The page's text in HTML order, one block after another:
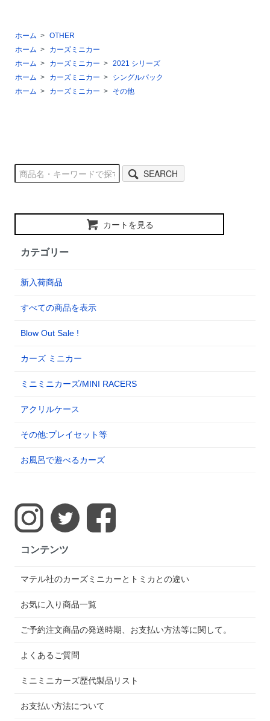
ホーム > OTHER
ホーム >
カーズミニカー
ホーム > カーズミニカー > 2021 シリーズ
ホーム > カーズミニカー >
シングルパック
ホーム > カーズミニカー > その他
SEARCH
カートを見る
カテゴリー
新入荷商品
すべての商品を表示
Blow Out Sale !
カーズ ミニカー
ミニミニカーズ/MINI RACERS
アクリルケース
その他:プレイセット等
お風呂で遊べるカーズ
コンテンツ
マテル社のカーズミニカーとトミカとの違い
お気に入り商品一覧
ご予約注文商品の発送時期、お支払い方法等に関して。
よくあるご質問
ミニミニカーズ歴代製品リスト
お支払い方法について